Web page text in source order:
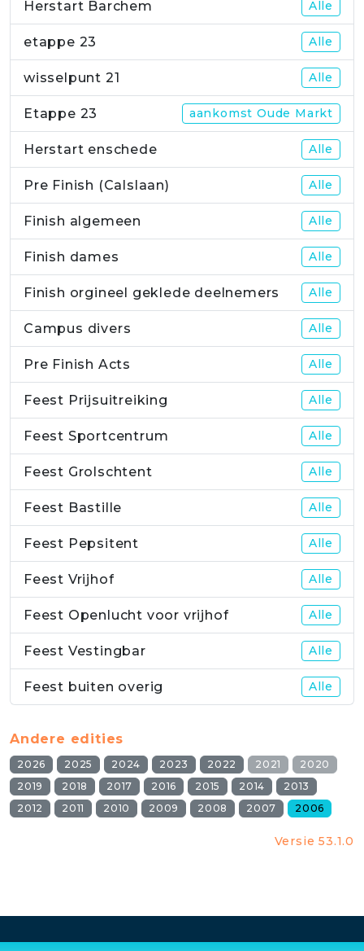
Herstart Barchem Alle
etappe 23 Alle
wisselpunt 21 Alle
Etappe 23 aankomst Oude Markt
Herstart enschede Alle
Pre Finish (Calslaan) Alle
Finish algemeen Alle
Finish dames Alle
Finish orgineel geklede deelnemers Alle
Campus divers Alle
Pre Finish Acts Alle
Feest Prijsuitreiking Alle
Feest Sportcentrum Alle
Feest Grolschtent Alle
Feest Bastille Alle
Feest Pepsitent Alle
Feest Vrijhof Alle
Feest Openlucht voor vrijhof Alle
Feest Vestingbar Alle
Feest buiten overig Alle
Andere edities
2026 2025 2024 2023 2022 2021
2020
2019
2018 2017 2016 2015 2014
2013
2012
2011 2010 2009 2008 2007 2006
Versie 53.1.0